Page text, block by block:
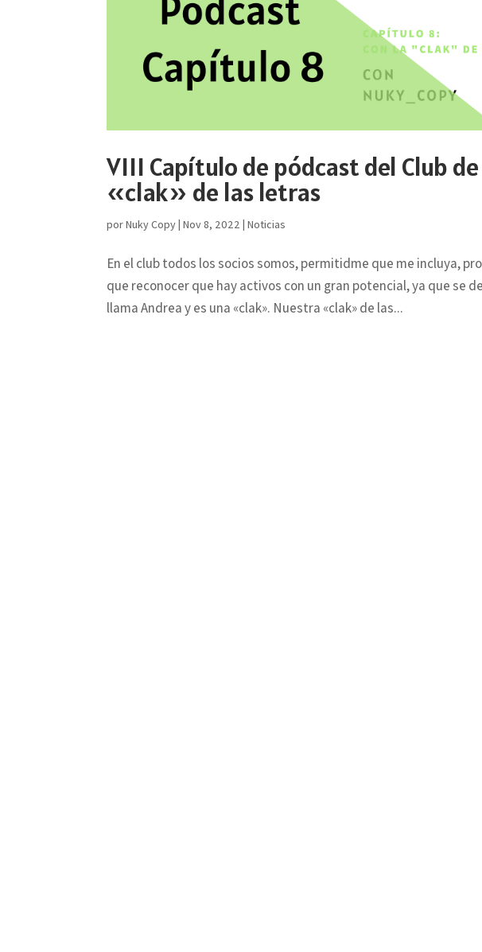
VIII Capítulo de pódcast del Club
«clak» de las letras
porNuky Copy|Nov 8, 2022 |Noticias
En el club todos los socios somos, permitidme que me incluya,
que reconocer que hay activos con un gran potencial, ya que se
llama Andrea y es una «clak». Nuestra «clak» de las...